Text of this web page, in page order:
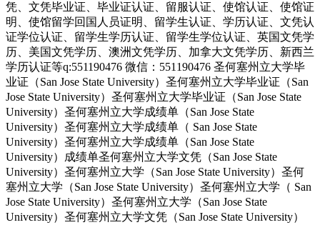
凭、文凭毕业证、毕业证认证、留服认证、使馆认证、使馆证
明、使馆留学回国人员证明、留学生认证、学历认证、文凭认
证学位认证、留学生学历认证、留学生学位认证、英国文凭学
历、美国文凭学历、澳洲文凭学历、加拿大文凭学历、新西兰
学历认证等q:551190476 微信：551190476 圣何塞州立大学毕
业证（San Jose State University）圣何塞州立大学毕业证（San
Jose State University）圣何塞州立大学毕业证（San Jose State
University）圣何塞州立大学成绩单（San Jose State
University）圣何塞州立大学成绩单（ San Jose State
University）圣何塞州立大学成绩单（San Jose State
University）成绩单圣何塞州立大学文凭（San Jose State
University）圣何塞州立大学（San Jose State University）圣何
塞州立大学（San Jose State University）圣何塞州立大学（ San
Jose State University）圣何塞州立大学（San Jose State
University）圣何塞州立大学文凭（San Jose State University）